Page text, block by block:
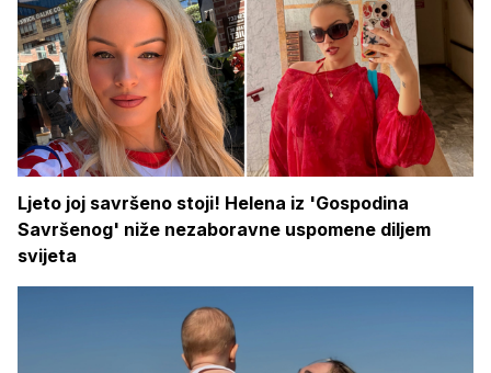
Ljeto joj savršeno stoji! Helena iz 'Gospodina
Savršenog' niže nezaboravne uspomene diljem
svijeta